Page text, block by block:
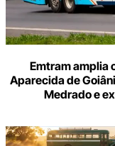
Emtram amplia
Aparecida de
Medrado e